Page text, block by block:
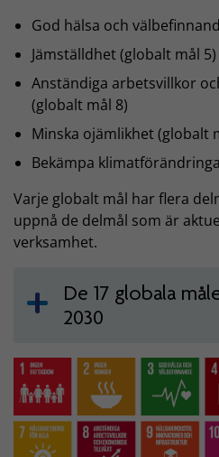
God hälsa och
Jämställdhet (globalt mål 5)
Anständiga arbetsvillkor
(globalt mål 8)
Minska ojämlikhet (globalt
Bekämpa
Varje globalt mål har flera
uppnå de delmål som är
verksamhet.
De 17 globala
2030